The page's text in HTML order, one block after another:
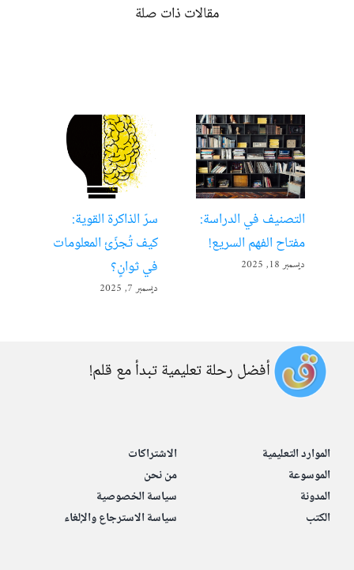
مقالات ذات صلة
التصنيف في الدراسة:
مفتاح الفهم السريع!
ديسمبر 18, 2025
سرّ الذاكرة القوية:
كيف تُجزّئ المعلومات
في ثوانٍ؟
ديسمبر 7, 2025
أفضل رحلة تعليمية تبدأ مع قلم!
الموارد التعليمية
الموسوعة
المدونة
الكتب
الاشتراكات
من نحن
سياسة الخصوصية
سياسة الاسترجاع والإلغاء